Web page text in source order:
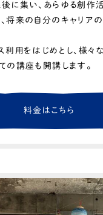
に集い、あらゆる創作
将来の自分のキャリア
利用をはじめとし、様々
の講座も開講します。
料金 は こ ち ら